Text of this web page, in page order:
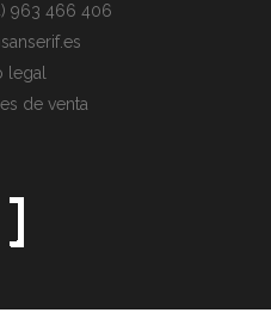
963 466 406
legal
de venta